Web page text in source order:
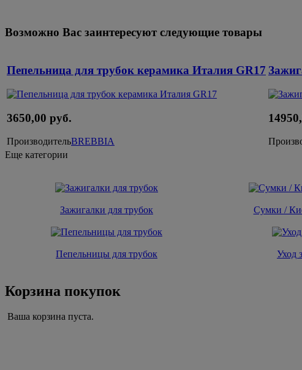
Возможно Вас заинтересуют следующие товары
Пепельница для трубок керамика Италия GR17
3650,00 руб.
ПроизводительBREBBIA
Еще категории
Зажигалки для трубок Сумки /
Пепельницы для трубок Уход
Корзина покупок
Ваша корзина пуста.